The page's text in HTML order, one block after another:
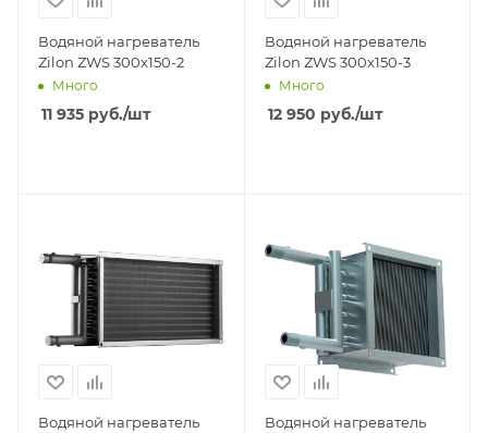
Водяной нагреватель
Zilon ZWS 300x150-2
Много
11 935 руб./шт
Водяной нагреватель
Zilon ZWS 300x150-3
Много
12 950 руб./шт
Водяной нагреватель
Водяной нагреватель